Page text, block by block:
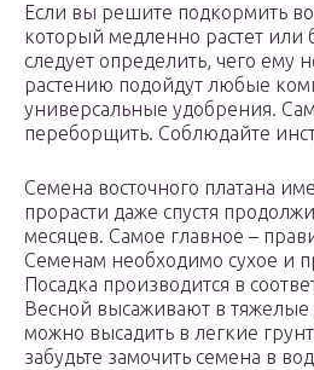
Если вы решите подкормить
который медленно растет или
следует определить, чего ему
растению подойдут любые
универсальные удобрения.
переборщить. Соблюдайте
Семена восточного платана
прорасти даже спустя
месяцев. Самое главное –
Семенам необходимо сухое и
Посадка производится в
Весной высаживают в тяжелые
можно высадить в легкие
забудьте замочить семена в